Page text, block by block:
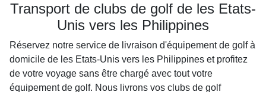
Transport de clubs de golf de les Etats-
Unis vers les Philippines
Réservez notre service de livraison d'équipement de golf à
domicile de les Etats-Unis vers les Philippines et profitez
de votre voyage sans être chargé avec tout votre
équipement de golf. Nous livrons vos clubs de golf